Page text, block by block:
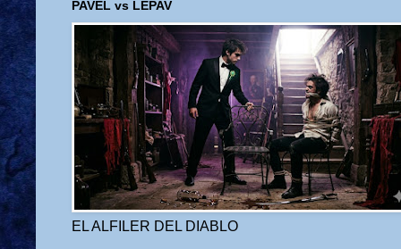
PAVEL vs LEPAV
EL ALFILER DEL DIABLO